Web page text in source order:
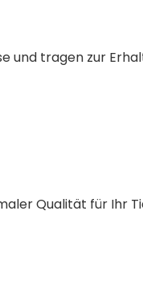
und tragen zur
Qualität für Ihr